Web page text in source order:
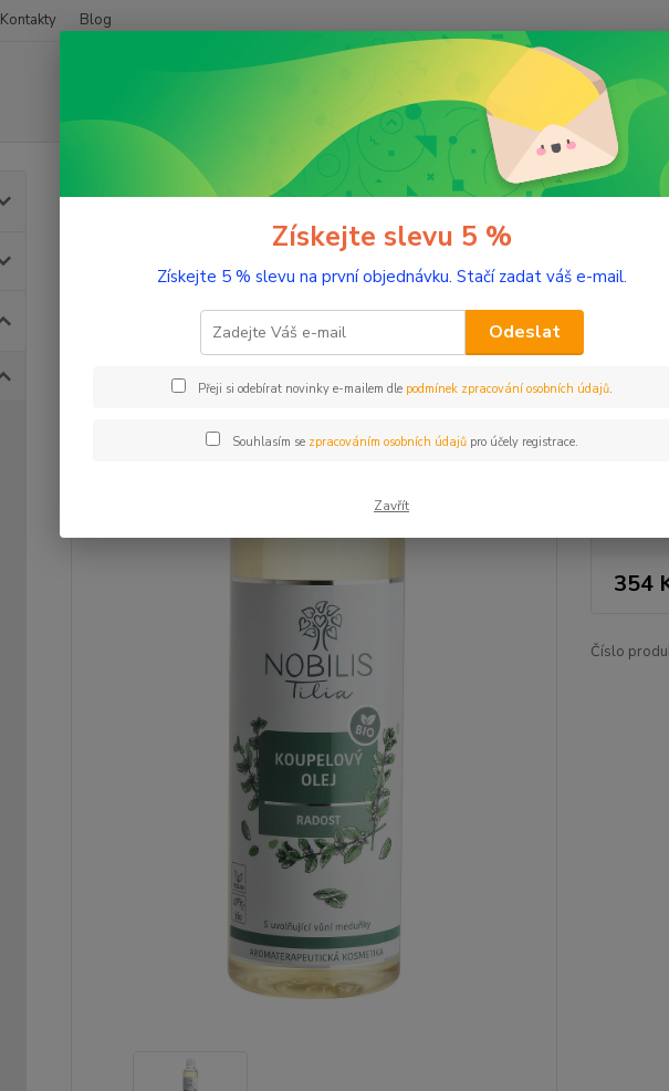
Kontakty Blog
Nevíte si
+420
(Po-Pá,
Přírodní kosmetika Tělo Koupelové oleje Koupelový olej Radost 200
Koupelový olej Radost 200 ml
Velmi
Nechte
která
bezpečí.
všechny
354
Číslo
Získejte slevu 5 %
Získejte 5 % slevu na první objednávku. Stačí zadat váš e-mail.
Odeslat
Přeji si odebírat novinky e-mailem dle podmínek zpracování osobních údajů.
Souhlasím se zpracováním osobních údajůpro účely registrace.
Zavřít